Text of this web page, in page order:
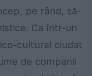
pe rând, să-
Ca într-un
cultural ciudat
de companii